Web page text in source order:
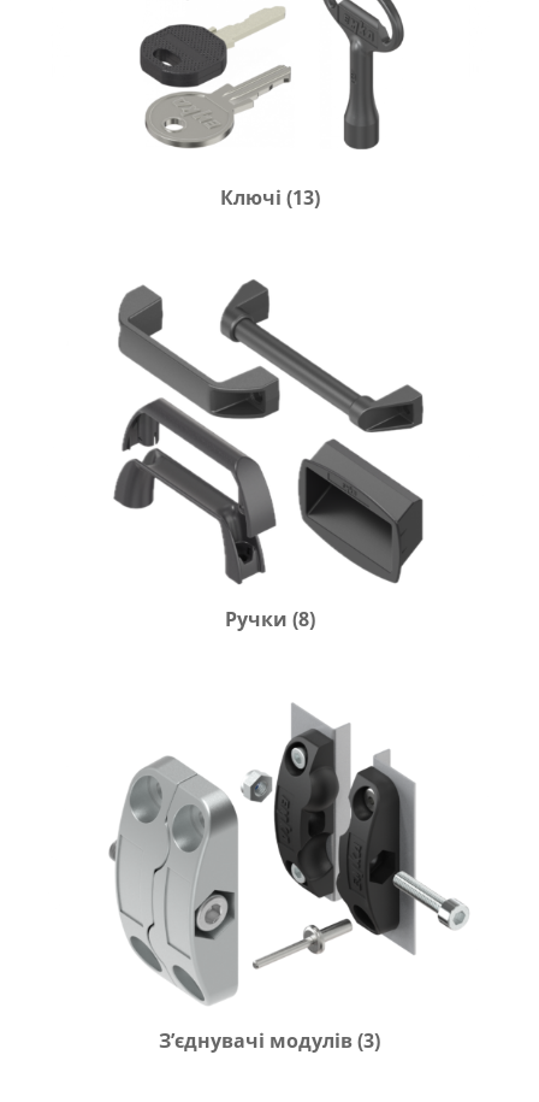
Ключі (13)
Ручки (8)
Зʼєднувачі модулів(3)